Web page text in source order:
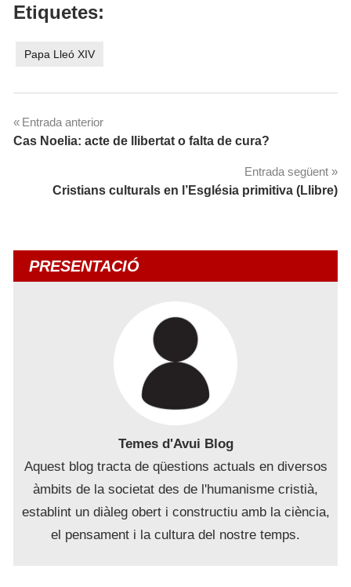
Etiquetes:
Papa Lleó XIV
Navegació
Entrada anterior
Cas Noelia: acte de llibertat o falta de cura?
Entrada següent
Cristians culturals en l’Església primitiva (Llibre)
PRESENTACIÓ
Temes d'Avui Blog
Aquest blog tracta de qüestions actuals en diversos
àmbits de la societat des de l'humanisme cristià,
establint un diàleg obert i constructiu amb la ciència,
el pensament i la cultura del nostre temps.